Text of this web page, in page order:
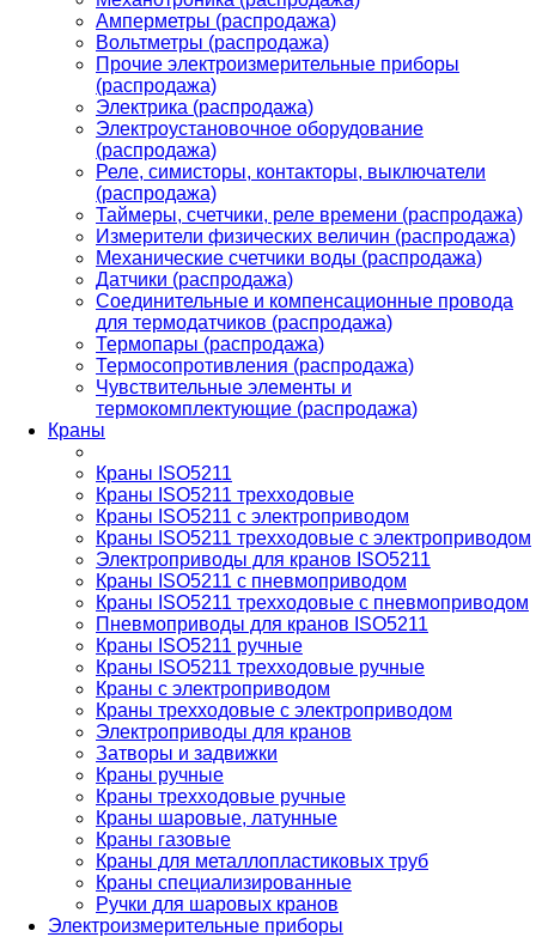
Амперметры (распродажа)
Вольтметры (распродажа)
Прочие электроизмерительные приборы
(распродажа)
Электрика (распродажа)
Электроустановочное оборудование
(распродажа)
Реле, симисторы, контакторы, выключатели
(распродажа)
Таймеры, счетчики, реле времени (распродажа)
Измерители физических величин (распродажа)
Механические счетчики воды (распродажа)
Датчики (распродажа)
Соединительные и компенсационные провода
для термодатчиков (распродажа)
Термопары (распродажа)
Термосопротивления (распродажа)
Чувствительные элементы и
термокомплектующие (распродажа)
Краны
Краны ISO5211
Краны ISO5211 трехходовые
Краны ISO5211 с электроприводом
Краны ISO5211 трехходовые с электроприводом
Электроприводы для кранов ISO5211
Краны ISO5211 с пневмоприводом
Краны ISO5211 трехходовые с пневмоприводом
Пневмоприводы для кранов ISO5211
Краны ISO5211 ручные
Краны ISO5211 трехходовые ручные
Краны с электроприводом
Краны трехходовые с электроприводом
Электроприводы для кранов
Затворы и задвижки
Краны ручные
Краны трехходовые ручные
Краны шаровые, латунные
Краны газовые
Краны для металлопластиковых труб
Краны специализированные
Ручки для шаровых кранов
Электроизмерительные приборы